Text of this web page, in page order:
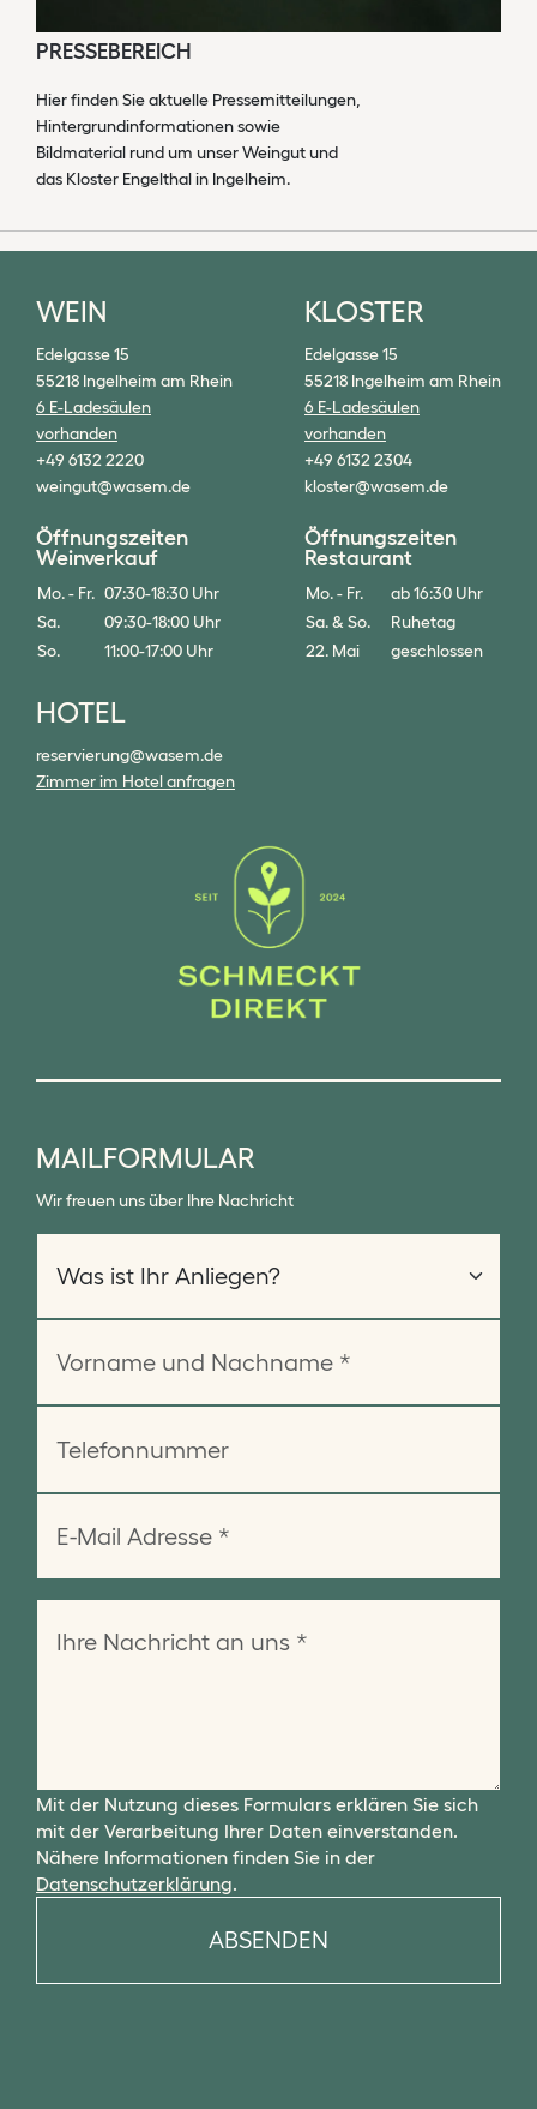
PRESSEBEREICH
Hier finden Sie aktuelle Pressemitteilungen,
Hintergrundinformationen sowie
Bildmaterial rund um unser Weingut und
das Kloster Engelthal in Ingelheim.
WEIN
Edelgasse 15
55218 Ingelheim am Rhein
6 E-Ladesäulen
vorhanden
+49 6132 2220
weingut@wasem.de
Öffnungszeiten
Weinverkauf
Mo. - Fr. 07:30-18:30 Uhr
Sa.
09:30-18:00 Uhr
So.
11:00-17:00 Uhr
KLOSTER
Edelgasse 15
55218 Ingelheim am Rhein
6 E-Ladesäulen
vorhanden
+49 6132 2304
kloster@wasem.de
Öffnungszeiten
Restaurant
Mo. - Fr.
ab 16:30 Uhr
Sa. & So.
Ruhetag
22. Mai
geschlossen
HOTEL
reservierung@wasem.de
Zimmer im Hotel anfragen
MAILFORMULAR
Wir freuen uns über Ihre Nachricht
Mit der Nutzung dieses Formulars erklären Sie sich
mit der Verarbeitung Ihrer Daten einverstanden.
Nähere Informationen finden Sie in der
Datenschutzerklärung.